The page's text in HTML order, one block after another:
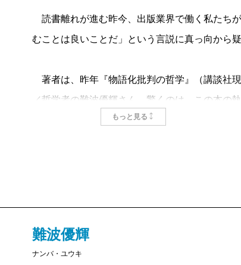
戻ってきてしまうんです。そしたら「前衛的だ
作品がいくつか「ガロ」に載って、「朝日ジャ
難波佐々木さんはどう受け止めていらっしゃっ
読書離れが進む昨今、出版業界で働く私たち
むことは良いことだ」という言説に真っ向から
著者は、昨年『物語化批判の哲学』（講談社
／哲学者の難波優輝さん。驚くのは、この本の
けられた「本を読むってそんなにえらいことな
と考えていた著者は、書店員さんからの疑問の
もっと見る
難波優輝
ナンバ・ユウキ